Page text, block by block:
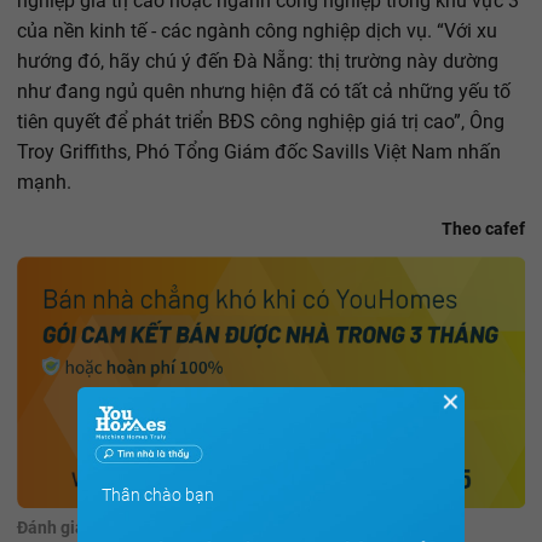
của nền kinh tế - các ngành công nghiệp dịch vụ. “Với xu
hướng đó, hãy chú ý đến Đà Nẵng: thị trường này dường
như đang ngủ quên nhưng hiện đã có tất cả những yếu tố
tiên quyết để phát triển BĐS công nghiệp giá trị cao”, Ông
Troy Griffiths, Phó Tổng Giám đốc Savills Việt Nam nhấn
mạnh.
Theo cafef
Đánh giá:
✕
Thân chào bạn